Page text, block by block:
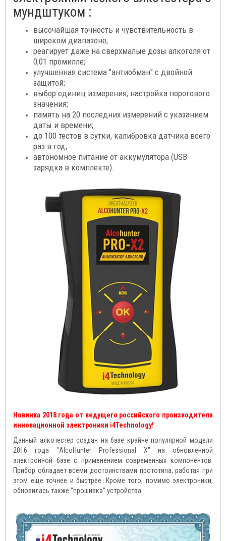
мундштуком :
высочайшая точность и чувствительность в
широком диапазоне;
реагирует даже на сверхмалые дозы алкоголя от
0,01 промилле;
улучшенная система "антиобман" с двойной
защитой;
выбор единиц измерения, настройка порогового
значения;
память на 20 последних измерений с указанием
даты и времени;
до 100 тестов в сутки, калибровка датчика всего
раз в год;
автономное питание от аккумулятора (USB-
зарядка в комплекте).
Новинка 2018 года от ведущего российского производителя
инновационной электроники i4Technology!
Данный алкотестер создан на базе крайне популярной модели
2016 года "AlcoHunter Professional X" на обновленной
электронной базе с применением современных компонентов.
Прибор обладает всеми достоинствами прототипа, работая при
этом еще точнее и быстрее. Кроме того, помимо электроники,
обновилась также "прошивка" устройства.